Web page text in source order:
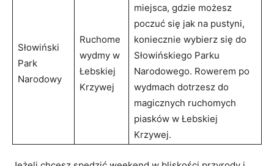
Słowiński
Park
Narodowy
Ruchome
wydmy w
Łebskiej​
Krzywej
miejsca, gdzie możesz
poczuć się jak‌ na pustyni,​
koniecznie wybierz się do
Słowińskiego‍ Parku
Narodowego. Rowerem po
wydmach ‍dotrzesz do
magicznych ruchomych ​
piasków w Łebskiej
Krzywej.